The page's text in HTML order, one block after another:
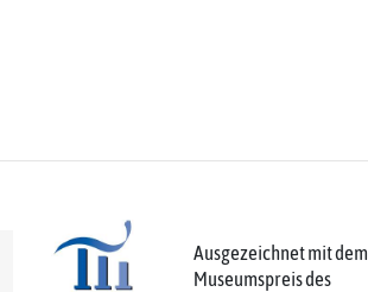
Ausgezeichnet mit dem
Museumspreis des